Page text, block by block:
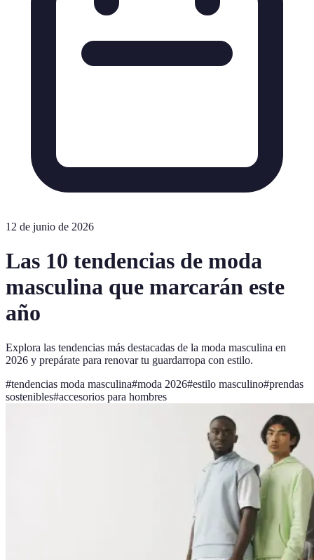
12 de junio de 2026
Las 10 tendencias de moda
masculina que marcarán este
año
Explora las tendencias más destacadas de la moda masculina en
2026 y prepárate para renovar tu guardarropa con estilo.
#tendencias moda masculina#moda 2026#estilo masculino#prendas
sostenibles#accesorios para hombres